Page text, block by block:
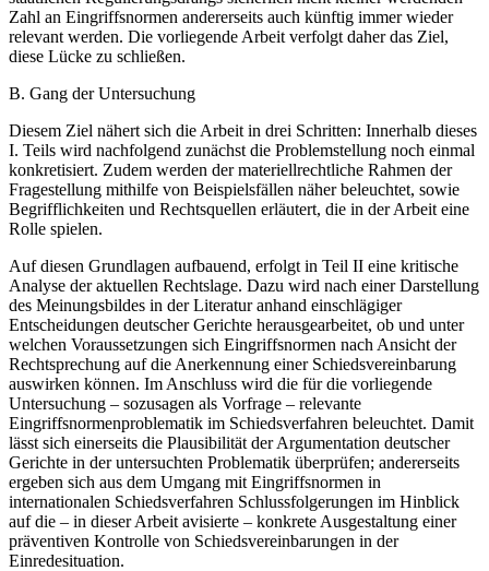
Zahl an Eingriffsnormen andererseits auch künftig immer wieder
relevant werden. Die vorliegende Arbeit verfolgt daher das Ziel,
diese Lücke zu schließen.
B. Gang der Untersuchung
Diesem Ziel nähert sich die Arbeit in drei Schritten: Innerhalb dieses
I. Teils wird nachfolgend zunächst die Problemstellung noch einmal
konkretisiert. Zudem werden der materiellrechtliche Rahmen der
Fragestellung mithilfe von Beispielsfällen näher beleuchtet, sowie
Begrifflichkeiten und Rechtsquellen erläutert, die in der Arbeit eine
Rolle spielen.
Auf diesen Grundlagen aufbauend, erfolgt in Teil II eine kritische
Analyse der aktuellen Rechtslage. Dazu wird nach einer Darstellung
des Meinungsbildes in der Literatur anhand einschlägiger
Entscheidungen deutscher Gerichte herausgearbeitet, ob und unter
welchen Voraussetzungen sich Eingriffsnormen nach Ansicht der
Rechtsprechung auf die Anerkennung einer Schiedsvereinbarung
auswirken können. Im Anschluss wird die für die vorliegende
Untersuchung – sozusagen als Vorfrage – relevante
Eingriffsnormenproblematik im Schiedsverfahren beleuchtet. Damit
lässt sich einerseits die Plausibilität der Argumentation deutscher
Gerichte in der untersuchten Problematik überprüfen; andererseits
ergeben sich aus dem Umgang mit Eingriffsnormen in
internationalen Schiedsverfahren Schlussfolgerungen im Hinblick
auf die – in dieser Arbeit avisierte – konkrete Ausgestaltung einer
präventiven Kontrolle von Schiedsvereinbarungen in der
Einredesituation.